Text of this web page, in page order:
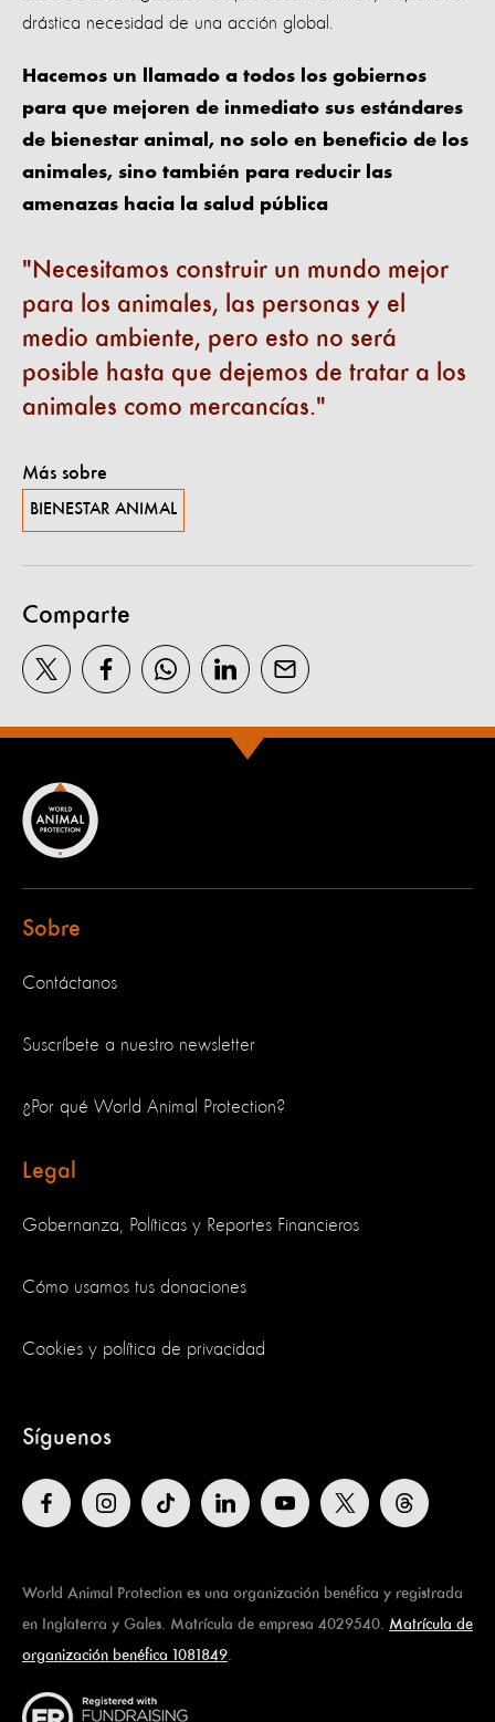
drástica necesidad de una acción global.
Hacemos un llamado a todos los gobiernos
para que mejoren de inmediato sus estándares
de bienestar animal, no solo en beneficio de los
animales, sino también para reducir las
amenazas hacia la salud pública
Necesitamos construir un mundo mejor
para los animales, las personas y el
medio ambiente, pero esto no será
posible hasta que dejemos de tratar a los
animales como mercancías.
Más sobre
BIENESTAR ANIMAL
Comparte
Sobre
Contáctanos
Suscríbete a nuestro newsletter
¿Por qué World Animal Protection?
Legal
Gobernanza, Políticas y Reportes Financieros
Cómo usamos tus donaciones
Cookies y política de privacidad
Síguenos
World Animal Protection es una organización benéfica y registrada
en Inglaterra y Gales. Matrícula de empresa 4029540. Matrícula de
organización benéfica 1081849